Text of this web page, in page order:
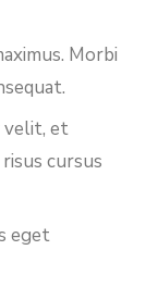
Morbi
et
cursus
eget